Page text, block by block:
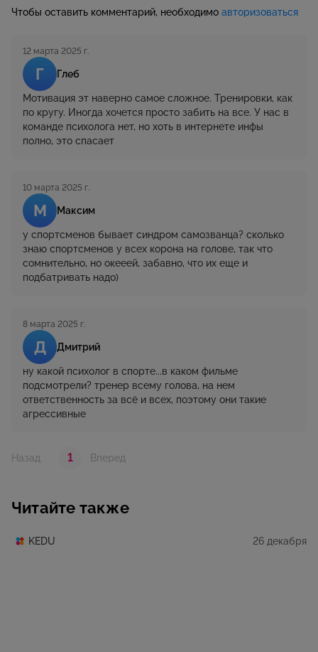
Чтобы оставить комментарий, необходимо авторизоваться
Г Глеб
12 марта 2025 г.
Мотивация эт наверно самое сложное. Тренировки, как
по кругу. Иногда хочется просто забить на все. У нас в
команде психолога нет, но хоть в интернете инфы
полно, это спасает
М Максим
10 марта 2025 г.
у спортсменов бывает синдром самозванца? сколько
знаю спортсменов у всех корона на голове, так что
сомнительно, но окееей, забавно, что их еще и
подбатривать надо)
Д Дмитрий
8 марта 2025 г.
ну какой психолог в спорте...в каком фильме
подсмотрели? тренер всему голова, на нем
ответственность за всё и всех, поэтому они такие
агрессивные
Назад 1 Вперед
Читайте также
KEDU 26 декабря